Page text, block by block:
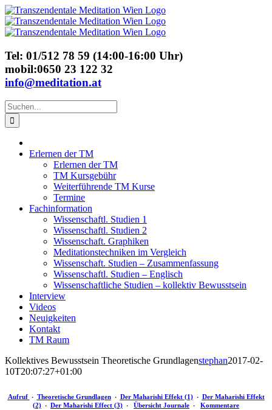
Skip
to
content
Tel: 01/512 78 59 (14:00-16:00 Uhr)
mobil:0650 23 122 32
info@meditation.at
Suche
nach:
Erlernen der TM
Erlernen der TM
TM Kursgebühr
Weiterführende TM Kurse
Termine
Fachinformation
Wissenschaftl. Studien 1
Wissenschaftl. Studien 2
Wissenschaft. Graphiken
Meditationstechniken im Vergleich
Wissenschaft. Studien – Zusammenfassung
Wissenschaftl. Studien – Englisch
Wissenschaftliche Studien – kollektiv Bewusstsein
Interview
Videos
Neuigkeiten
Kontakt
TM Raum
Kollektives Bewusstsein Theoretische Grundlagenstephan2017-02-
10T20:07:27+01:00
Aufruf ‧ Theoretische Grundlagen‧ Der Maharishi Effekt (1)‧ Der Maharishi Effekt
(2) ‧ Der Maharishi Effect (3) ‧ Übersicht Journale ‧ Kommentare